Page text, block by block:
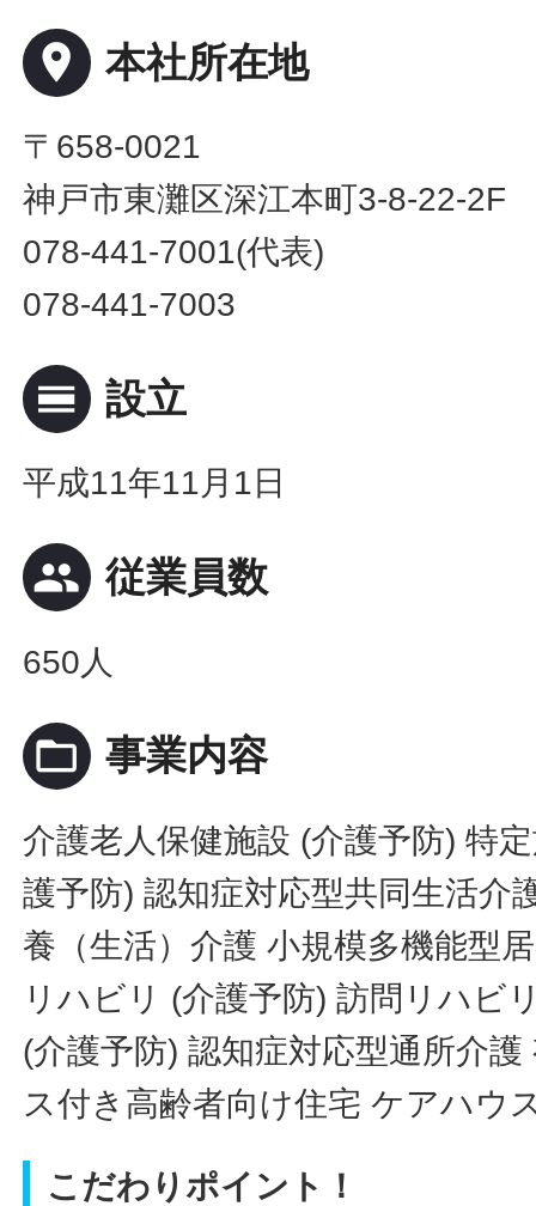
place 本社所在地
〒658-0021
神戸市東灘区深江本町3-8-22-2F
078-441-7001(代表)
078-441-7003
calendar_view_day 設立
平成11年11月1日
people 従業員数
650人
folder_open 事業内容
介護老人保健施設 (介護予防) 特
護予防) 認知症対応型共同生活介
養（生活）介護 小規模多機能型
リハビリ (介護予防) 訪問リハビ
(介護予防) 認知症対応型通所介
ス付き高齢者向け住宅 ケアハウ
こだわりポイント！